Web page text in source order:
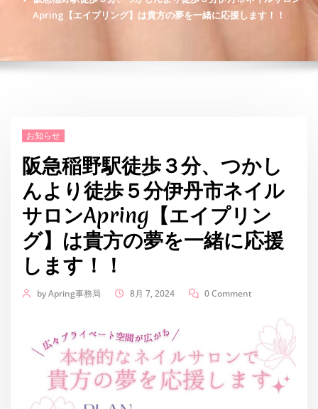
Apring【エイプリング】は貴方の夢を一緒に応援します！！
お知らせ
阪急稲野駅徒歩３分、つかし
んより徒歩５分伊丹市ネイル
サロンApring【エイプリン
グ】は貴方の夢を一緒に応援
します！！
byApring事務局 8月 7, 2024 0 Comment